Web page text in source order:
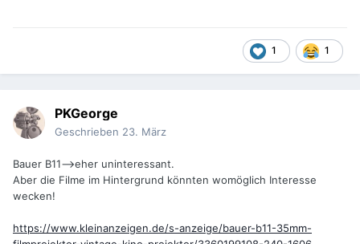
1 1
PKGeorge
Geschrieben 23. März
Bauer B11-->eher uninteressant.
Aber die Filme im Hintergrund könnten womöglich Interesse
wecken!
https://www.kleinanzeigen.de/s-anzeige/bauer-b11-35mm-